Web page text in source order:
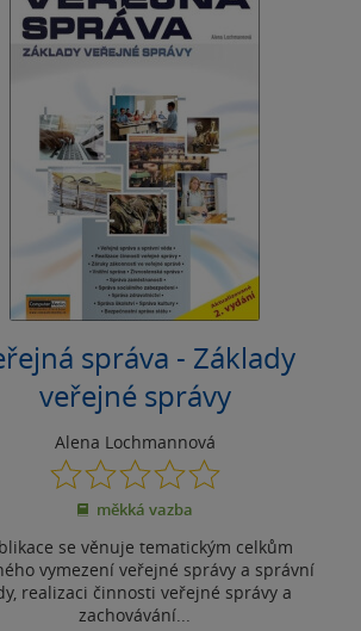
správa - Základy
veřejné správy
Alena Lochmannová
0.0
z
5
měkká vazba
se věnuje tematickým celkům
vymezení veřejné správy a správní
realizaci činnosti veřejné správy a
zachovávání...